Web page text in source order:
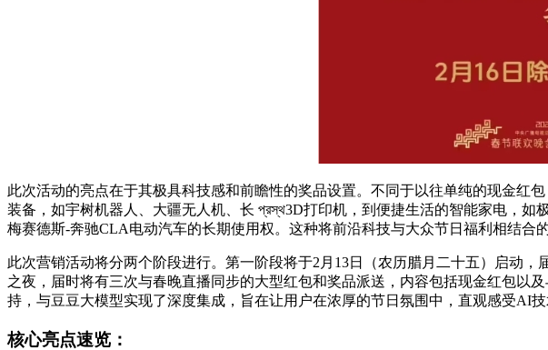
此次活动的亮点在于其极具科技感和前瞻性的奖品设置。不同于以往单纯的现金红
装备，如宇树机器人、大疆无人机、长 প্রস্থ3D打印机，到便捷生活的智能家电，
梅赛德斯-奔驰CLA电动汽车的长期使用权。这种将前沿科技与大众节日福利相结合
此次营销活动将分两个阶段进行。第一阶段将于2月13日（农历腊月二十五）启动
之夜，届时将有三次与春晚直播同步的大型红包和奖品派送，内容包括现金红包以
持，与豆豆大模型实现了深度集成，旨在让用户在浓厚的节日氛围中，直观感受AI技
核心亮点速览：